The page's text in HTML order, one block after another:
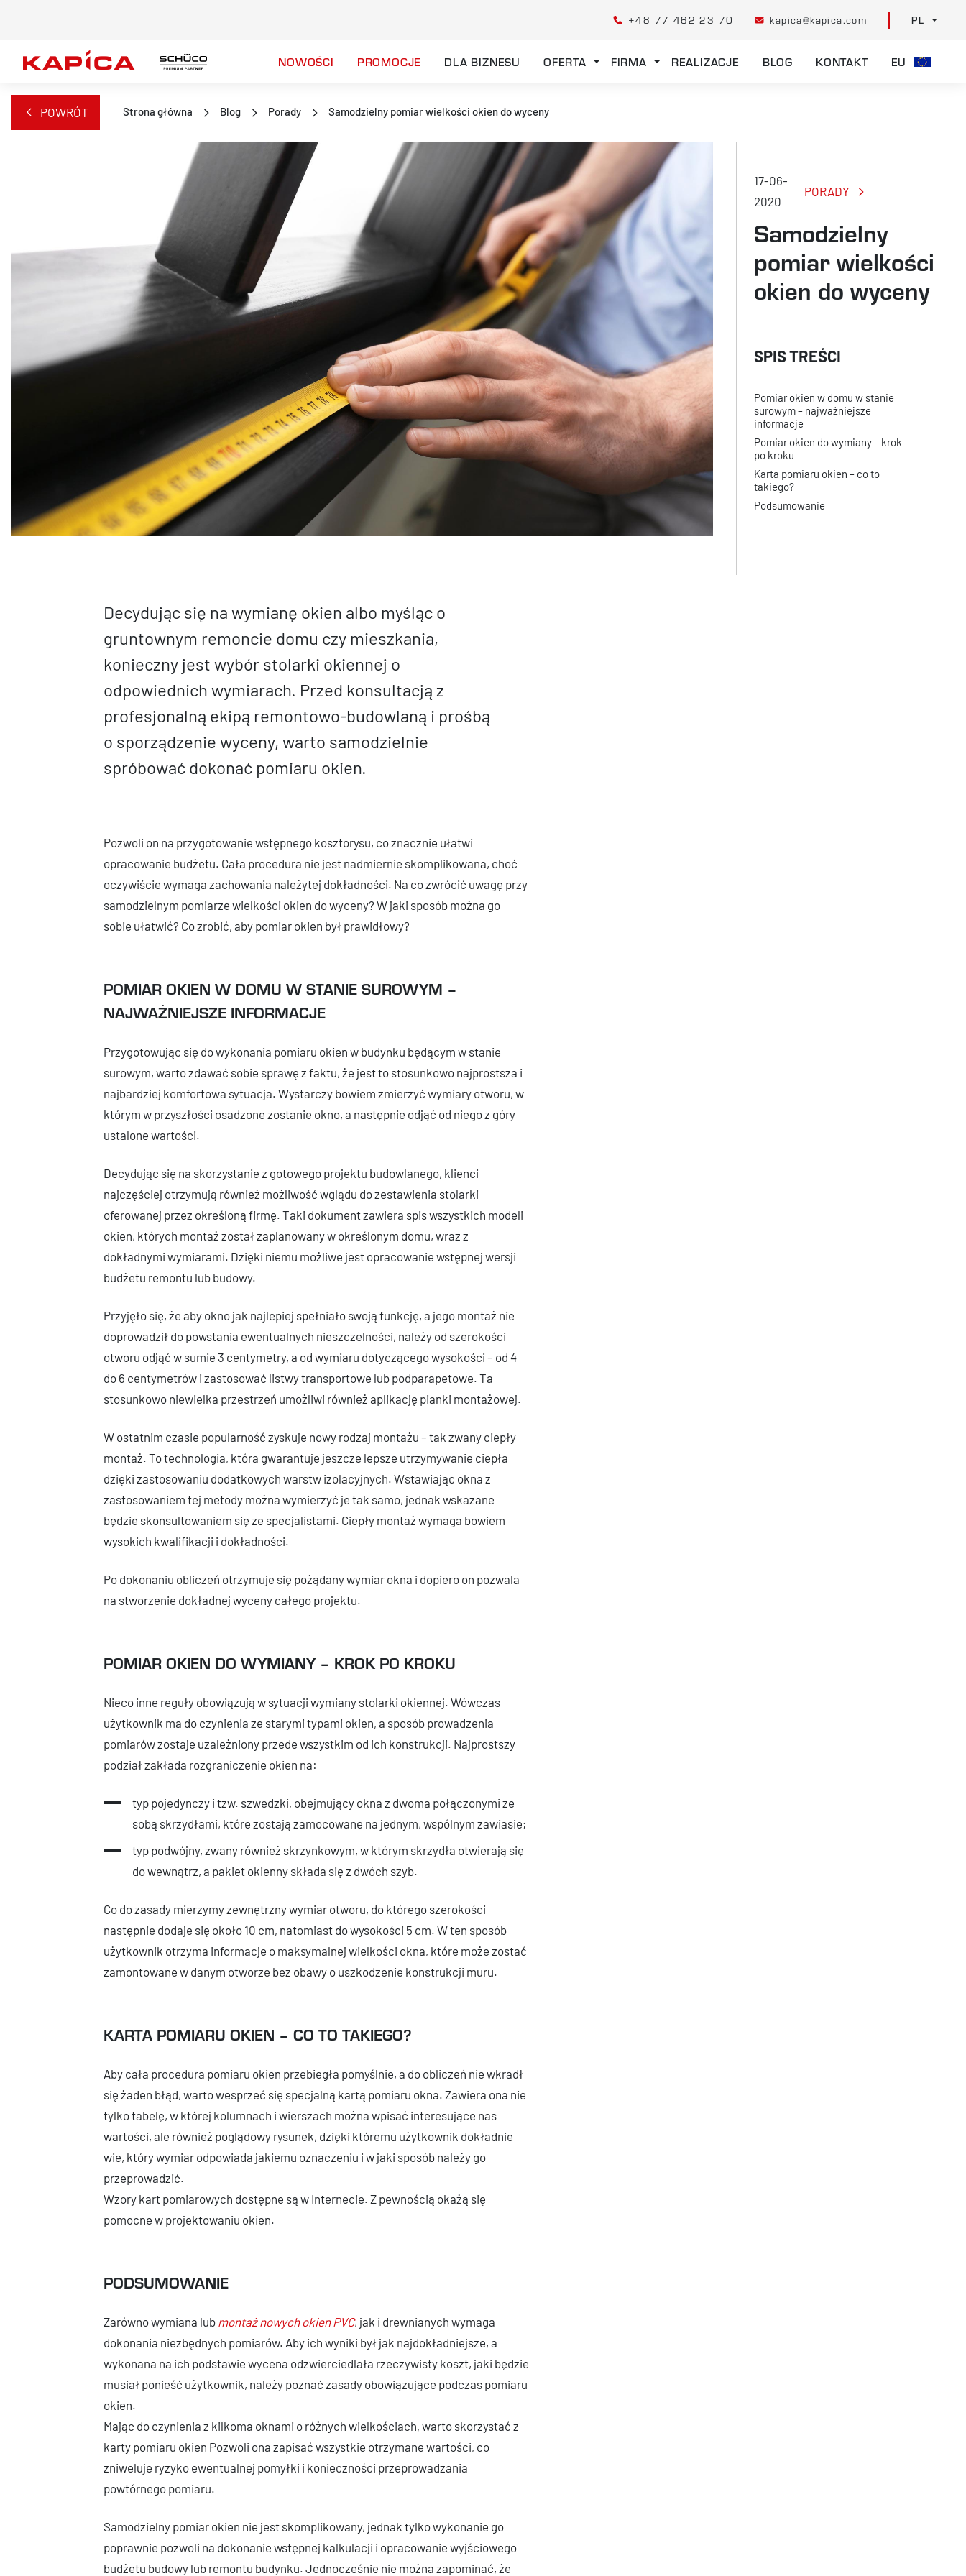
+48 77 462 23 70 kapica@kapica.com PL
NOWOŚCI PROMOCJE DLA BIZNESU OFERTA FIRMA REALIZACJE BLOG KONTAKT EU
POWRÓT Strona główna Blog Porady Samodzielny pomiar wielkości okien do wyceny
Decydując się na wymianę okien albo myśląc o
gruntownym remoncie domu czy mieszkania,
konieczny jest wybór stolarki okiennej o
odpowiednich wymiarach. Przed konsultacją z
profesjonalną ekipą remontowo-budowlaną i prośbą
o sporządzenie wyceny, warto samodzielnie
spróbować dokonać pomiaru okien.
Pozwoli on na przygotowanie wstępnego kosztorysu, co znacznie ułatwi
opracowanie budżetu. Cała procedura nie jest nadmiernie skomplikowana, choć
oczywiście wymaga zachowania należytej dokładności. Na co zwrócić uwagę przy
samodzielnym pomiarze wielkości okien do wyceny? W jaki sposób można go
sobie ułatwić? Co zrobić, aby pomiar okien był prawidłowy?
POMIAR OKIEN W DOMU W STANIE SUROWYM –
NAJWAŻNIEJSZE INFORMACJE
Przygotowując się do wykonania pomiaru okien w budynku będącym w stanie
surowym, warto zdawać sobie sprawę z faktu, że jest to stosunkowo najprostsza i
najbardziej komfortowa sytuacja. Wystarczy bowiem zmierzyć wymiary otworu, w
którym w przyszłości osadzone zostanie okno, a następnie odjąć od niego z góry
ustalone wartości.
Decydując się na skorzystanie z gotowego projektu budowlanego, klienci
najczęściej otrzymują również możliwość wglądu do zestawienia stolarki
oferowanej przez określoną firmę. Taki dokument zawiera spis wszystkich modeli
okien, których montaż został zaplanowany w określonym domu, wraz z
dokładnymi wymiarami. Dzięki niemu możliwe jest opracowanie wstępnej wersji
budżetu remontu lub budowy.
Przyjęło się, że aby okno jak najlepiej spełniało swoją funkcję, a jego montaż nie
doprowadził do powstania ewentualnych nieszczelności, należy od szerokości
otworu odjąć w sumie 3 centymetry, a od wymiaru dotyczącego wysokości – od 4
do 6 centymetrów i zastosować listwy transportowe lub podparapetowe. Ta
stosunkowo niewielka przestrzeń umożliwi również aplikację pianki montażowej.
W ostatnim czasie popularność zyskuje nowy rodzaj montażu – tak zwany ciepły
montaż. To technologia, która gwarantuje jeszcze lepsze utrzymywanie ciepła
dzięki zastosowaniu dodatkowych warstw izolacyjnych. Wstawiając okna z
zastosowaniem tej metody można wymierzyć je tak samo, jednak wskazane
będzie skonsultowaniem się ze specjalistami. Ciepły montaż wymaga bowiem
wysokich kwalifikacji i dokładności.
Po dokonaniu obliczeń otrzymuje się pożądany wymiar okna i dopiero on pozwala
na stworzenie dokładnej wyceny całego projektu.
POMIAR OKIEN DO WYMIANY – KROK PO KROKU
Nieco inne reguły obowiązują w sytuacji wymiany stolarki okiennej. Wówczas
użytkownik ma do czynienia ze starymi typami okien, a sposób prowadzenia
pomiarów zostaje uzależniony przede wszystkim od ich konstrukcji. Najprostszy
podział zakłada rozgraniczenie okien na:
typ pojedynczy i tzw. szwedzki, obejmujący okna z dwoma połączonymi ze
sobą skrzydłami, które zostają zamocowane na jednym, wspólnym zawiasie;
typ podwójny, zwany również skrzynkowym, w którym skrzydła otwierają się
do wewnątrz, a pakiet okienny składa się z dwóch szyb.
Co do zasady mierzymy zewnętrzny wymiar otworu, do którego szerokości
następnie dodaje się około 10 cm, natomiast do wysokości 5 cm. W ten sposób
użytkownik otrzyma informacje o maksymalnej wielkości okna, które może zostać
zamontowane w danym otworze bez obawy o uszkodzenie konstrukcji muru.
KARTA POMIARU OKIEN – CO TO TAKIEGO?
Aby cała procedura pomiaru okien przebiegła pomyślnie, a do obliczeń nie wkradł
się żaden błąd, warto wesprzeć się specjalną kartą pomiaru okna. Zawiera ona nie
tylko tabelę, w której kolumnach i wierszach można wpisać interesujące nas
wartości, ale również poglądowy rysunek, dzięki któremu użytkownik dokładnie
wie, który wymiar odpowiada jakiemu oznaczeniu i w jaki sposób należy go
przeprowadzić.
Wzory kart pomiarowych dostępne są w Internecie. Z pewnością okażą się
pomocne w projektowaniu okien.
PODSUMOWANIE
Zarówno wymiana lub montaż nowych okien PVC, jak i drewnianych wymaga
dokonania niezbędnych pomiarów. Aby ich wyniki był jak najdokładniejsze, a
wykonana na ich podstawie wycena odzwierciedlała rzeczywisty koszt, jaki będzie
musiał ponieść użytkownik, należy poznać zasady obowiązujące podczas pomiaru
okien.
Mając do czynienia z kilkoma oknami o różnych wielkościach, warto skorzystać z
karty pomiaru okien Pozwoli ona zapisać wszystkie otrzymane wartości, co
zniweluje ryzyko ewentualnej pomyłki i konieczności przeprowadzania
powtórnego pomiaru.
Samodzielny pomiar okien nie jest skomplikowany, jednak tylko wykonanie go
poprawnie pozwoli na dokonanie wstępnej kalkulacji i opracowanie wyjściowego
budżetu budowy lub remontu budynku. Jednocześnie nie można zapominać, że
17-06-
2020
PORADY
Samodzielny
pomiar wielkości
okien do wyceny
Pomiar okien w domu w stanie
surowym – najważniejsze
informacje
Pomiar okien do wymiany – krok
po kroku
Karta pomiaru okien – co to
takiego?
Podsumowanie